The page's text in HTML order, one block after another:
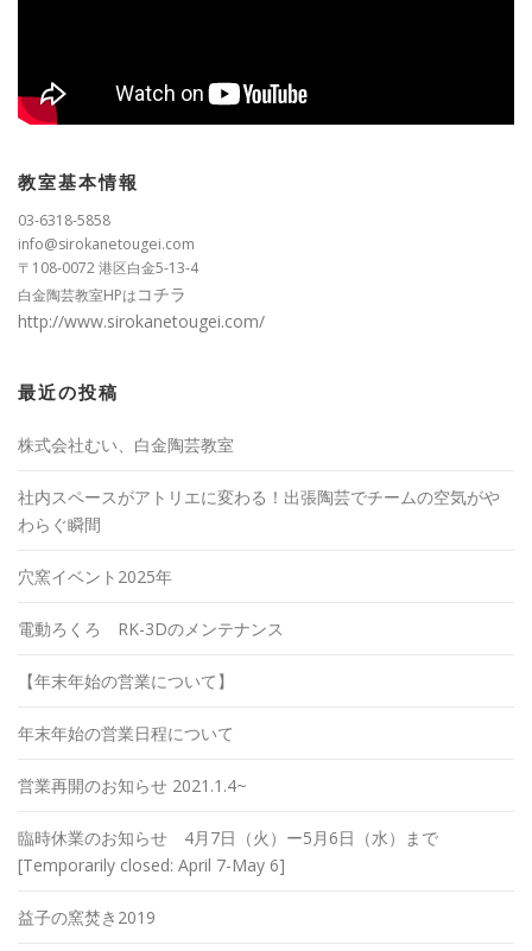
教室基本情報
03-6318-5858
info@sirokanetougei.com
〒108-0072 港区白金5-13-4
白金陶芸教室HPはコチラ
http://www.sirokanetougei.com/
最近の投稿
株式会社むい、白金陶芸教室
社内スペースがアトリエに変わる！出張陶芸でチームの空気がや
わらぐ瞬間
穴窯イベント2025年
電動ろくろ RK-3Dのメンテナンス
【年末年始の営業について】
年末年始の営業日程について
営業再開のお知らせ 2021.1.4~
臨時休業のお知らせ 4月7日（火）ー5月6日（水）まで
[Temporarily closed: April 7-May 6]
益子の窯焚き2019